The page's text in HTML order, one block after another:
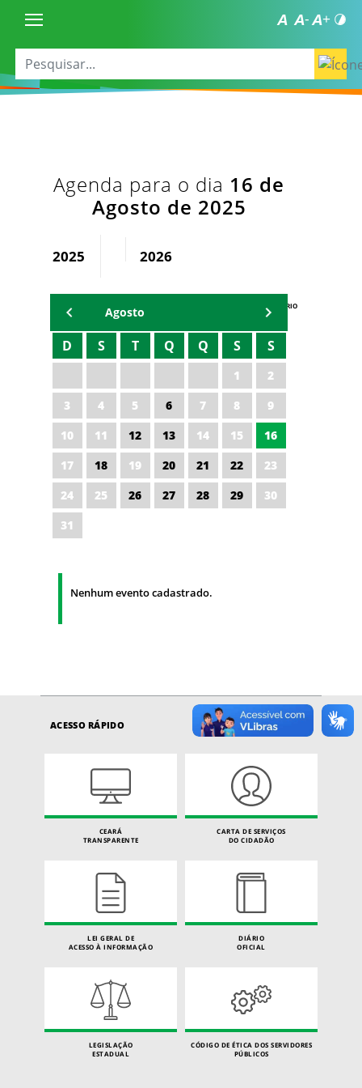
Agenda para o dia 16 de
Agosto de 2025
2025 2026
AGENDA DO SECRETÁRIO
Agosto
D S T Q Q S S
1
2
3
4 5 6 7 8
9
10
11 12 13 14 15
16
17
18 19 20 21 22
23
24
25 26 27 28 29
30
31
Nenhum evento cadastrado.
ACESSO RÁPIDO
CEARÁ
TRANSPARENTE
CARTA DE SERVIÇOS
DO CIDADÃO
LEI GERAL DE
ACESSO À INFORMAÇÃO
DIÁRIO
OFICIAL
LEGISLAÇÃO
ESTADUAL
CÓDIGO DE ÉTICA DOS SERVIDORES
PÚBLICOS